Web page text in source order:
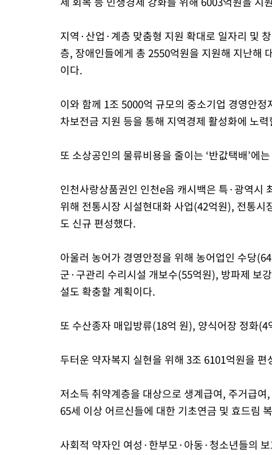
지역·산업·계층 맞춤형 지원 확대로 일자리 및
층, 장애인들에게 총 2550억원을 지원해 지난해
이다.
이와 함께 1조 5000억 규모의 중소기업 경영안
차보전금 지원 등을 통해 지역경제 활성화에 노
또 소상공인의 물류비용을 줄이는 ‘반값택배’에
인천사랑상품권인 인천e음 캐시백은 특·광역시
위해 전통시장 시설현대화 사업(42억원), 전통
도 신규 편성했다.
아울러 농어가 경영안정을 위해 농어업인 수당
군·구관리 수리시설 개보수(55억원), 방파제 보
설도 확충할 계획이다.
또 수산종자 매입방류(18억 원), 양식어장 정화
두터운 약자복지 실현을 위해 3조 6101억원을 편
저소득 취약계층을 대상으로 생계급여, 주거급
65세 이상 어르신들에 대한 기초연금 및 효드림
사회적 약자인 여성·한부모·아동·청소년들의